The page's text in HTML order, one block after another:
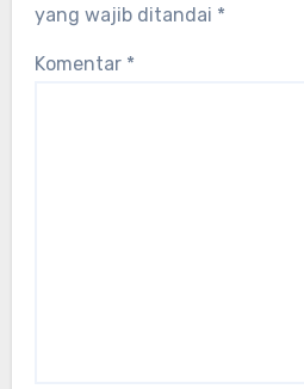
yang wajib ditandai *
Komentar *